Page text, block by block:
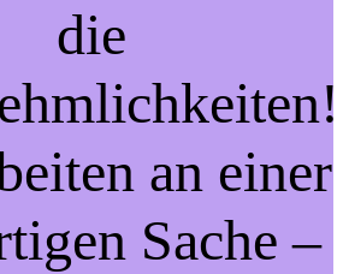
die
an einer
Sache –